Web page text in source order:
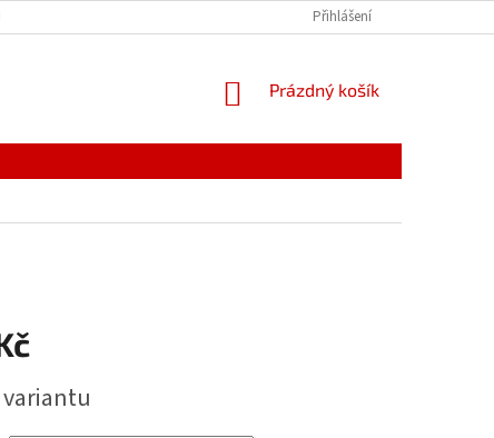
PODMÍNKY ZPRACOVÁNÍ OSOBNÍCH ÚDAJŮ
Přihlášení
NÁKUPNÍ
Prázdný košík